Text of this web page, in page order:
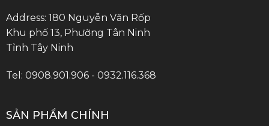
Address: 180 Nguyễn Văn Rốp
Khu phố 13, Phường Tân Ninh
Tỉnh Tây Ninh
Tel: 0908.901.906 - 0932.116.368
SẢN PHẨM CHÍNH